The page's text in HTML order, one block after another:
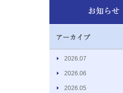
2026.07
2026.06
2026.05